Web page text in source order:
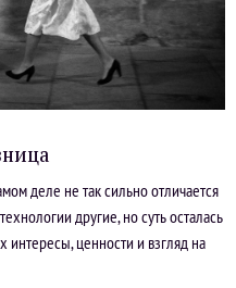
деле не так сильно отличается
другие, но суть осталась
интересы, ценности и взгляд на